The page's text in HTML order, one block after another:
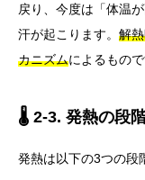
戻り、今度は「体温
汗が起こります。 解
カニズムによるもので
🌡️ 2-3. 発熱の段
発熱は以下の3つの段